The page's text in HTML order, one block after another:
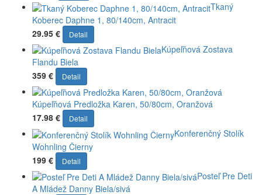
Tkaný
Koberec Daphne 1, 80/140cm, Antracit
29.95 €
Detail
Kúpeľňová Zostava
Flandu Biela
359 €
Detail
Kúpeľňová Predložka Karen, 50/80cm, Oranžová
17.98 €
Detail
Konferenčný Stolík
Wohnling Čierny
199 €
Detail
Posteľ Pre Deti
A Mládež Danny Biela/sivá